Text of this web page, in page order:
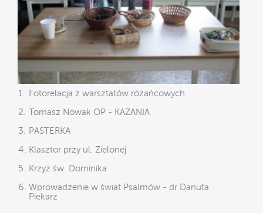
Fotorelacja z warsztatów różańcowych
Tomasz Nowak OP - KAZANIA
PASTERKA
Klasztor przy ul. Zielonej
Krzyż św. Dominika
Wprowadzenie w świat Psalmów - dr Danuta
Piekarz